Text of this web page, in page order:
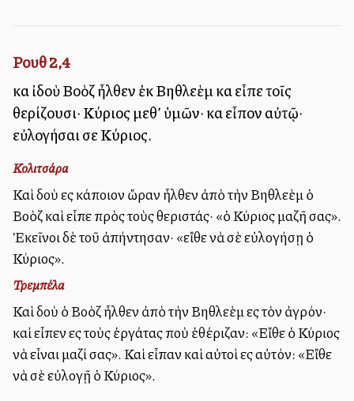
Ρουθ 2,4
καὶ ἰδοὺ Βοὸζ ἦλθεν ἐκ Βηθλεὲμ καὶ εἶπε τοῖς
θερίζουσι· Κύριος μεθ’ ὑμῶν· καὶ εἶπον αὐτῷ·
εὐλογήσαι σε Κύριος.
Κολιτσάρα
Καὶ ἰδοὺ εἰς κάποιον ὥραν ἦλθεν ἀπὸ τὴν Βηθλεὲμ ὁ
Βοὸζ καὶ εἶπε πρὸς τοὺς θεριστάς· «ὁ Κύριος μαζῆ σας».
Ἐκεῖνοι δὲ τοῦ ἀπήντησαν· «εἴθε νὰ σὲ εὐλογήσῃ ὁ
Κύριος».
Τρεμπέλα
Καὶ ἰδοὺ ὁ Βοὸζ ἦλθεν ἀπὸ τὴν Βηθλεὲμ εἰς τὸν ἀγρόν·
καὶ εἶπεν εἰς τοὺς ἐργάτας ποὺ ἐθέριζαν: «Εἴθε ὁ Κύριος
νὰ εἶναι μαζί σας». Καὶ εἶπαν καὶ αὐτοὶ εἰς αὐτόν: «Εἴθε
νὰ σὲ εὐλογῇ ὁ Κύριος».